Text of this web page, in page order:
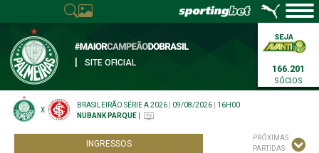
SITE OFICIAL
166.201
SÓCIOS
X
BRASILEIRÃO SÉRIE A 2026 09/08/2026
16H00
NUBANK PARQUE
INGRESSOS
PRÓXIMAS
PARTIDAS